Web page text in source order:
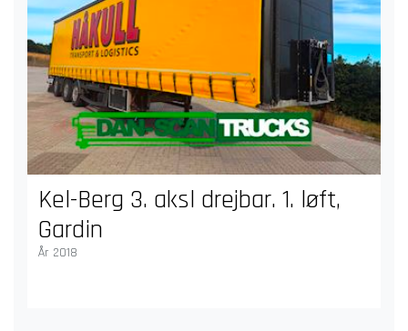
Kel-Berg 3. aksl drejbar. 1. løft,
Gardin
År 2018